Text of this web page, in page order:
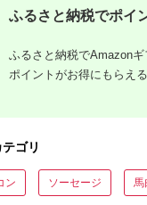
町のふるさと納
ふるさと納税でポイ
ふるさと納税でAmazon
ポイントがお得にもらえ
ゴリ
ン ソーセージ 馬